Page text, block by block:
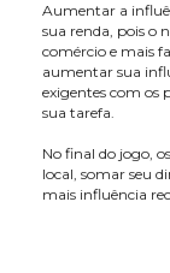
Aumentar a
sua renda, pois o
comércio e mais
aumentar sua
exigentes com os
sua tarefa.
No final do jogo,
local, somar seu
mais influência